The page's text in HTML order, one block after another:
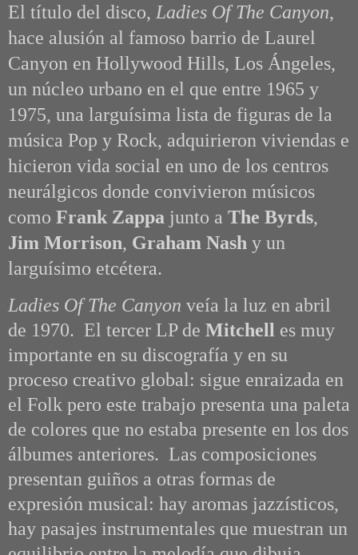
El título del disco, Ladies Of The Canyon,
hace alusión al famoso barrio de Laurel
Canyon en Hollywood Hills, Los Ángeles,
un núcleo urbano en el que entre 1965 y
1975, una larguísima lista de figuras de la
música Pop y Rock, adquirieron viviendas e
hicieron vida social en uno de los centros
neurálgicos donde convivieron músicos
como Frank Zappa junto a The Byrds,
Jim Morrison, Graham Nash y un
larguísimo etcétera.
Ladies Of The Canyon veía la luz en abril
de 1970. El tercer LP de Mitchell es muy
importante en su discografía y en su
proceso creativo global: sigue enraizada en
el Folk pero este trabajo presenta una paleta
de colores que no estaba presente en los dos
álbumes anteriores. Las composiciones
presentan guiños a otras formas de
expresión musical: hay aromas jazzísticos,
hay pasajes instrumentales que muestran un